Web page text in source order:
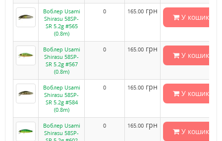
Воблер Usami
Shirasu 58SP-
SR 5.2g #565
(0.8m)
0 165.00 грн
У кошик
Воблер Usami
Shirasu 58SP-
SR 5.2g #567
(0.8m)
0 165.00 грн
У кошик
Воблер Usami
Shirasu 58SP-
SR 5.2g #584
(0.8m)
0 165.00 грн
У кошик
Воблер Usami
Shirasu 58SP-
0 165.00 грн
У кошик